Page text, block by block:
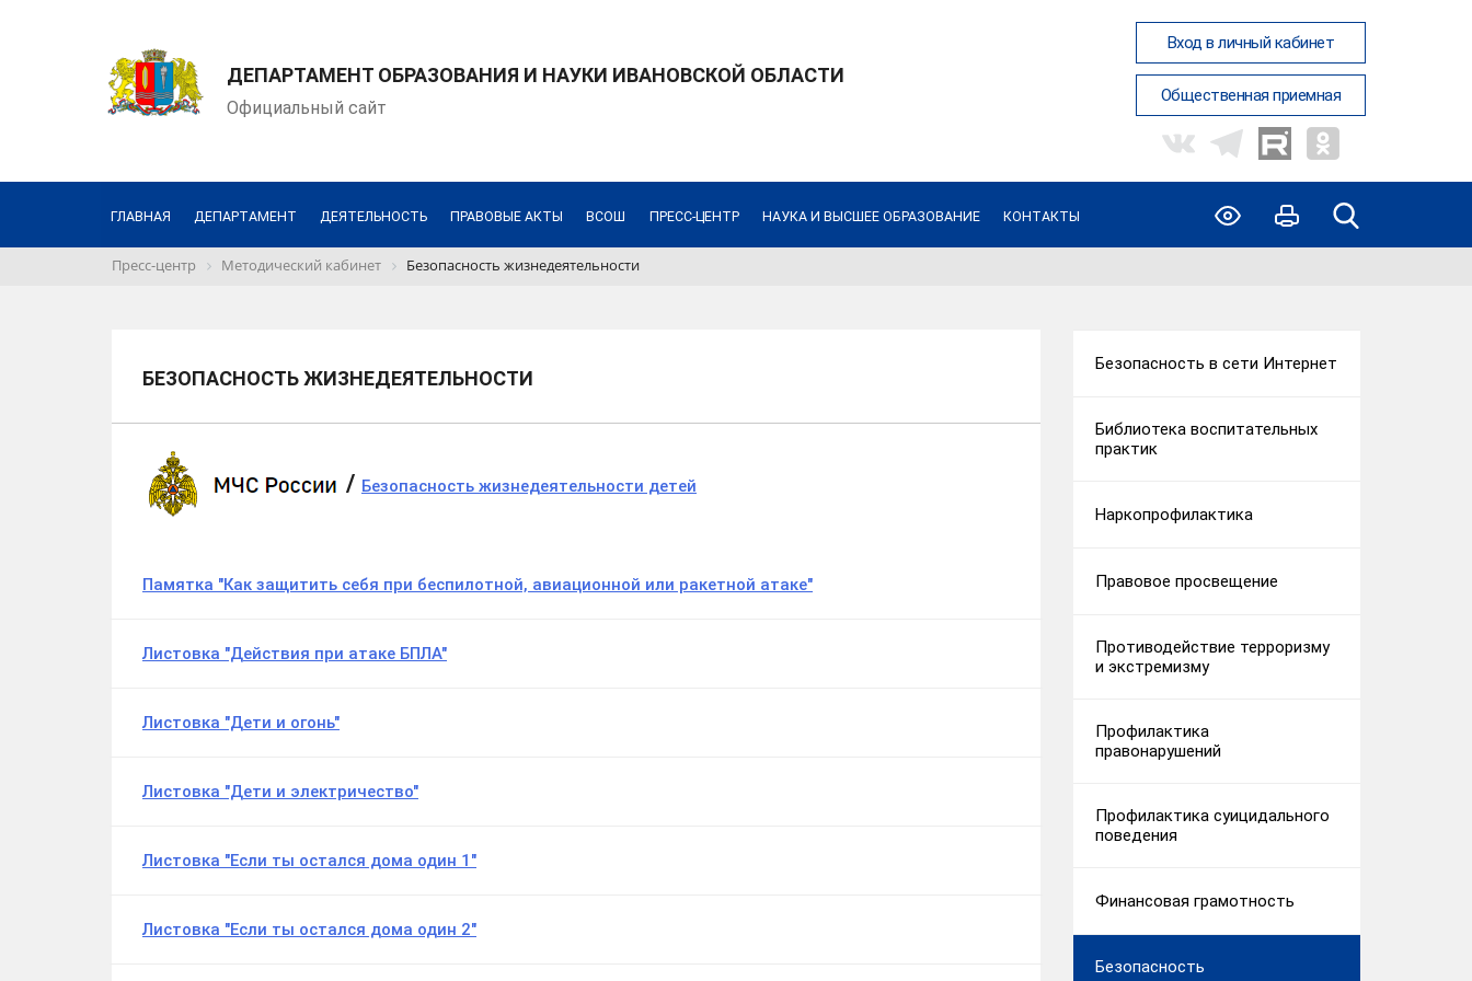
ДЕПАРТАМЕНТ ОБРАЗОВАНИЯ И НАУКИ ИВАНОВСКОЙ ОБЛАСТИ
Официальный сайт
Вход в личный кабинет
Общественная приемная
ГЛАВНАЯ ДЕПАРТАМЕНТ ДЕЯТЕЛЬНОСТЬ ПРАВОВЫЕ АКТЫ ВСОШ ПРЕСС-ЦЕНТР НАУКА И ВЫСШЕЕ ОБРАЗОВАНИЕ КОНТАКТЫ
Пресс-центр Методический кабинет Безопасность жизнедеятельности
БЕЗОПАСНОСТЬ ЖИЗНЕДЕЯТЕЛЬНОСТИ
/ Безопасность жизнедеятельности детей
Памятка "Как защитить себя при беспилотной, авиационной или ракетной атаке"
Листовка "Действия при атаке БПЛА"
Листовка "Дети и огонь"
Листовка "Дети и электричество"
Листовка "Если ты остался дома один 1"
Листовка "Если ты остался дома один 2"
Безопасность в сети Интернет
Библиотека воспитательных
практик
Наркопрофилактика
Правовое просвещение
Противодействие терроризму
и экстремизму
Профилактика
правонарушений
Профилактика суицидального
поведения
Финансовая грамотность
Безопасность